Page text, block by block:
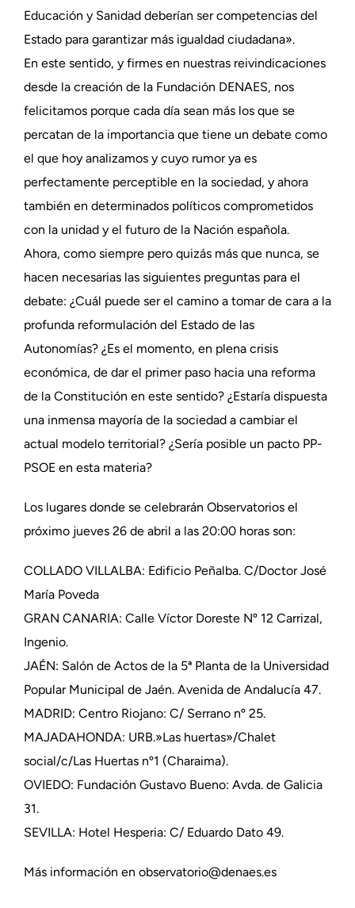
Educación y Sanidad deberían ser competencias del
Estado para garantizar más igualdad ciudadana».
En este sentido, y firmes en nuestras reivindicaciones
desde la creación de la Fundación DENAES, nos
felicitamos porque cada día sean más los que se
percatan de la importancia que tiene un debate como
el que hoy analizamos y cuyo rumor ya es
perfectamente perceptible en la sociedad, y ahora
también en determinados políticos comprometidos
con la unidad y el futuro de la Nación española.
Ahora, como siempre pero quizás más que nunca, se
hacen necesarias las siguientes preguntas para el
debate: ¿Cuál puede ser el camino a tomar de cara a la
profunda reformulación del Estado de las
Autonomías? ¿Es el momento, en plena crisis
económica, de dar el primer paso hacia una reforma
de la Constitución en este sentido? ¿Estaría dispuesta
una inmensa mayoría de la sociedad a cambiar el
actual modelo territorial? ¿Sería posible un pacto PP-
PSOE en esta materia?
Los lugares donde se celebrarán Observatorios el
próximo jueves 26 de abril a las 20:00 horas son:
COLLADO VILLALBA: Edificio Peñalba. C/Doctor José
María Poveda
GRAN CANARIA: Calle Víctor Doreste Nº 12 Carrizal,
Ingenio.
JAÉN: Salón de Actos de la 5ª Planta de la Universidad
Popular Municipal de Jaén. Avenida de Andalucía 47.
MADRID: Centro Riojano: C/ Serrano nº 25.
MAJADAHONDA: URB.»Las huertas»/Chalet
social/c/Las Huertas nº1 (Charaima).
OVIEDO: Fundación Gustavo Bueno: Avda. de Galicia
31.
SEVILLA: Hotel Hesperia: C/ Eduardo Dato 49.
Más información en observatorio@denaes.es